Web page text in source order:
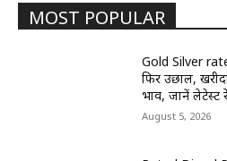
MOST POPULAR
Gold Silver
फिर उछाल,
भाव, जानें लेटेस्ट
August 5, 2026